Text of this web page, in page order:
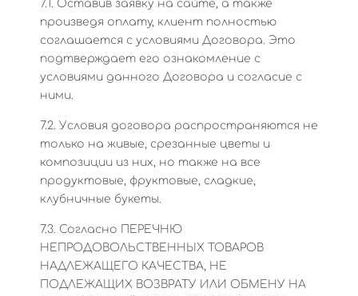
7.1. Оставив заявку на сайте, а также
произведя оплату, клиент полностью
соглашается с условиями Договора. Это
подтверждает его ознакомление с
условиями данного Договора и согласие с
ними.
7.2. Условия договора распространяются не
только на живые, срезанные цветы и
композиции из них, но также на все
продуктовые, фруктовые, сладкие,
клубничные букеты.
7.3. Согласно ПЕРЕЧНЮ
НЕПРОДОВОЛЬСТВЕННЫХ ТОВАРОВ
НАДЛЕЖАЩЕГО КАЧЕСТВА, НЕ
ПОДЛЕЖАЩИХ ВОЗВРАТУ ИЛИ ОБМЕНУ НА